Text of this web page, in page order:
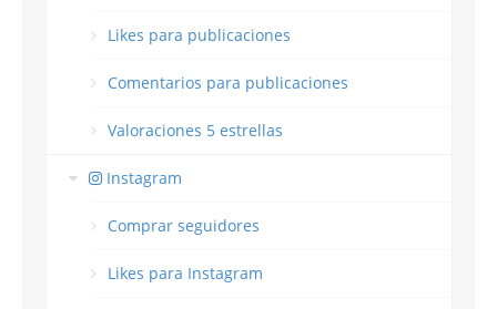
Likes para publicaciones
Comentarios para publicaciones
Valoraciones 5 estrellas
Instagram
Comprar seguidores
Likes para Instagram